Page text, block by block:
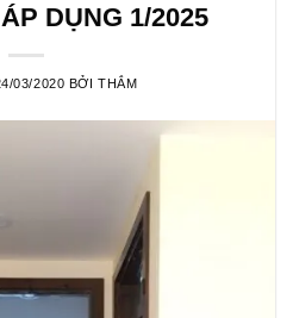
DỤNG 1/2025
03/2020 BỞITHẮM